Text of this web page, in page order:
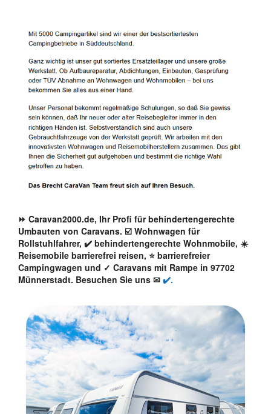
⏩ Caravan2000.de, Ihr Profi für behindertengerechte
Umbauten von Caravans. ☑️ Wohnwagen für
Rollstuhlfahrer, ✔️ behindertengerechte Wohnmobile, ☀️
Reisemobile barrierefrei reisen, ⭐ barrierefreier
Campingwagen und ✓ Caravans mit Rampe in 97702
Münnerstadt. Besuchen Sie uns ✉ ✔️.